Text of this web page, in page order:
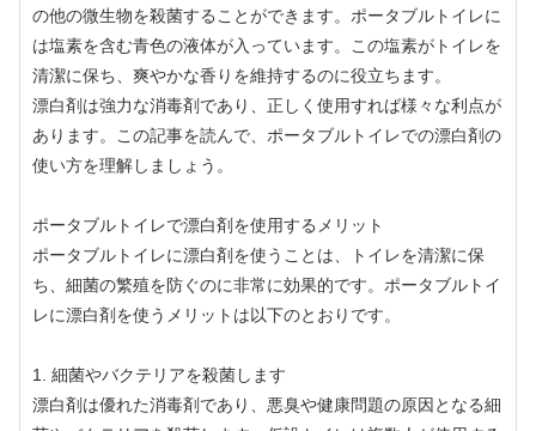
の他の微生物を殺菌することができます。ポータブルトイレに
は塩素を含む青色の液体が入っています。この塩素がトイレを
清潔に保ち、爽やかな香りを維持するのに役立ちます。
漂白剤は強力な消毒剤であり、正しく使用すれば様々な利点が
あります。この記事を読んで、ポータブルトイレでの漂白剤の
使い方を理解しましょう。
ポータブルトイレで漂白剤を使用するメリット
ポータブルトイレに漂白剤を使うことは、トイレを清潔に保
ち、細菌の繁殖を防ぐのに非常に効果的です。ポータブルトイ
レに漂白剤を使うメリットは以下のとおりです。
1. 細菌やバクテリアを殺菌します
漂白剤は優れた消毒剤であり、悪臭や健康問題の原因となる細